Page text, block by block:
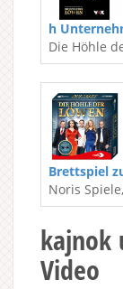
h
Die Höhle
Brettspiel
Noris
kajnok
Video